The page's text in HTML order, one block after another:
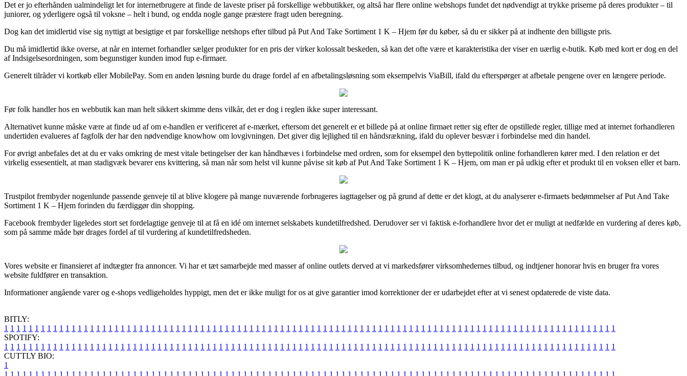
Det er jo efterhånden ualmindeligt let for internetbrugere at finde de laveste priser på forskellige webbutikker, og altså har flere online webshops fundet det nødvendigt at trykke priserne på deres produkter – til
juniorer, og yderligere også til voksne – helt i bund, og endda nogle gange præstere fragt uden beregning.
Dog kan det imidlertid vise sig nyttigt at besigtige et par forskellige netshops efter tilbud på Put And Take Sortiment 1 K – Hjem før du køber, så du er sikker på at indhente den billigste pris.
Du må imidlertid ikke overse, at når en internet forhandler sælger produkter for en pris der virker kolossalt beskeden, så kan det ofte være et karakteristika der viser en uærlig e-butik. Køb med kort er dog en del
af Indsigelsesordningen, som begunstiger kunden imod fup e-firmaer.
Generelt tilråder vi kortkøb eller MobilePay. Som en anden løsning burde du drage fordel af en afbetalingsløsning som eksempelvis ViaBill, ifald du efterspørger at afbetale pengene over en længere periode.
Før folk handler hos en webbutik kan man helt sikkert skimme dens vilkår, det er dog i reglen ikke super interessant.
Alternativet kunne måske være at finde ud af om e-handlen er verificeret af e-mærket, eftersom det generelt er et billede på at online firmaet retter sig efter de opstillede regler, tillige med at internet forhandleren
undertiden evalueres af fagfolk der har den nødvendige knowhow om lovgivningen. Det giver dig lejlighed til en håndsrækning, ifald du oplever besvær i forbindelse med din handel.
For øvrigt anbefales det at du er vaks omkring de mest vitale betingelser der kan håndhæves i forbindelse med ordren, som for eksempel den byttepolitik online forhandleren kører med. I den relation er det
virkelig essesentielt, at man stadigvæk bevarer ens kvittering, så man når som helst vil kunne påvise sit køb af Put And Take Sortiment 1 K – Hjem, om man er på udkig efter et produkt til en voksen eller et barn.
Trustpilot frembyder nogenlunde passende genveje til at blive klogere på mange nuværende forbrugeres iagttagelser og på grund af dette er det klogt, at du analyserer e-firmaets bedømmelser af Put And Take
Sortiment 1 K – Hjem forinden du færdiggør din shopping.
Facebook frembyder ligeledes stort set fordelagtige genveje til at få en idé om internet selskabets kundetilfredshed. Derudover ser vi faktisk e-forhandlere hvor det er muligt at nedfælde en vurdering af deres køb,
som på samme måde bør drages fordel af til vurdering af kundetilfredsheden.
Vores website er finansieret af indtægter fra annoncer. Vi har et tæt samarbejde med masser af online outlets derved at vi markedsfører virksomhedernes tilbud, og indtjener honorar hvis en bruger fra vores
website fuldfører en transaktion.
Informationer angående varer og e-shops vedligeholdes hyppigt, men det er ikke muligt for os at give garantier imod korrektioner der er udarbejdet efter at vi senest opdaterede de viste data.
BITLY:
1 1 1 1 1 1 1 1 1 1 1 1 1 1 1 1 1 1 1 1 1 1 1 1 1 1 1 1 1 1 1 1 1 1 1 1 1 1 1 1 1 1 1 1 1 1 1 1 1 1 1 1 1 1 1 1 1 1 1 1 1 1 1 1 1 1 1 1 1 1 1 1 1 1 1 1 1 1 1 1 1 1 1 1 1 1 1 1 1 1 1 1 1 1 1 1 1 1 1 1
SPOTIFY:
1 1 1 1 1 1 1 1 1 1 1 1 1 1 1 1 1 1 1 1 1 1 1 1 1 1 1 1 1 1 1 1 1 1 1 1 1 1 1 1 1 1 1 1 1 1 1 1 1 1 1 1 1 1 1 1 1 1 1 1 1 1 1 1 1 1 1 1 1 1 1 1 1 1 1 1 1 1 1 1 1 1 1 1 1 1 1 1 1 1 1 1 1 1 1 1 1 1 1 1
CUTTLY BIO:
1
1 1 1 1 1 1 1 1 1 1 1 1 1 1 1 1 1 1 1 1 1 1 1 1 1 1 1 1 1 1 1 1 1 1 1 1 1 1 1 1 1 1 1 1 1 1 1 1 1 1 1 1 1 1 1 1 1 1 1 1 1 1 1 1 1 1 1 1 1 1 1 1 1 1 1 1 1 1 1 1 1 1 1 1 1 1 1 1 1 1 1 1 1 1 1 1 1 1 1 1